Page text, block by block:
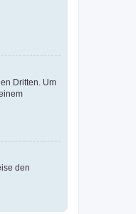
Dritten. Um
den